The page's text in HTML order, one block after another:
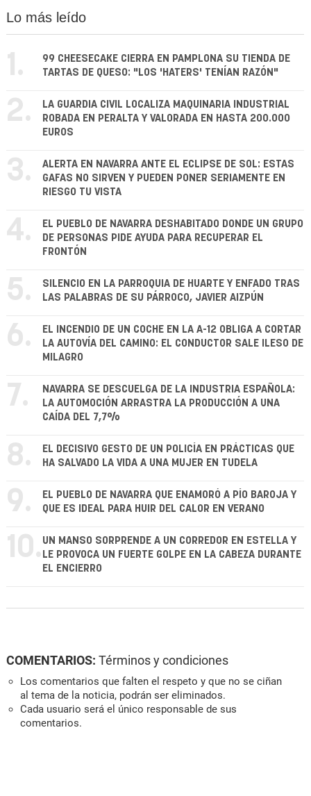
Lo más leído
1.
99 CHEESECAKE CIERRA EN PAMPLONA SU TIENDA DE
TARTAS DE QUESO: "LOS 'HATERS' TENÍAN RAZÓN"
2.
LA GUARDIA CIVIL LOCALIZA MAQUINARIA INDUSTRIAL
ROBADA EN PERALTA Y VALORADA EN HASTA 200.000
EUROS
3.
ALERTA EN NAVARRA ANTE EL ECLIPSE DE SOL: ESTAS
GAFAS NO SIRVEN Y PUEDEN PONER SERIAMENTE EN
RIESGO TU VISTA
4.
EL PUEBLO DE NAVARRA DESHABITADO DONDE UN GRUPO
DE PERSONAS PIDE AYUDA PARA RECUPERAR EL
FRONTÓN
5.
SILENCIO EN LA PARROQUIA DE HUARTE Y ENFADO TRAS
LAS PALABRAS DE SU PÁRROCO, JAVIER AIZPÚN
6.
EL INCENDIO DE UN COCHE EN LA A-12 OBLIGA A CORTAR
LA AUTOVÍA DEL CAMINO: EL CONDUCTOR SALE ILESO DE
MILAGRO
7.
NAVARRA SE DESCUELGA DE LA INDUSTRIA ESPAÑOLA:
LA AUTOMOCIÓN ARRASTRA LA PRODUCCIÓN A UNA
CAÍDA DEL 7,7%
8.
EL DECISIVO GESTO DE UN POLICÍA EN PRÁCTICAS QUE
HA SALVADO LA VIDA A UNA MUJER EN TUDELA
9.
EL PUEBLO DE NAVARRA QUE ENAMORÓ A PÍO BAROJA Y
QUE ES IDEAL PARA HUIR DEL CALOR EN VERANO
10. UN MANSO SORPRENDE A UN CORREDOR EN ESTELLA Y
LE PROVOCA UN FUERTE GOLPE EN LA CABEZA DURANTE
EL ENCIERRO
COMENTARIOS: Términos y condiciones
Los comentarios que falten el respeto y que no se ciñan
al tema de la noticia, podrán ser eliminados.
Cada usuario será el único responsable de sus
comentarios.